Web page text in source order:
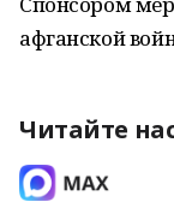
афганской
Читайте